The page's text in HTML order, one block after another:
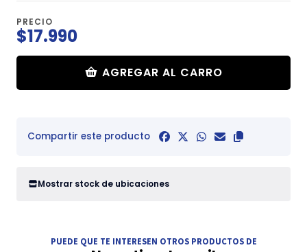
PRECIO
$17.990
AGREGAR AL CARRO
Compartir este producto
Mostrar stock de ubicaciones
PUEDE QUE TE INTERESEN OTROS PRODUCTOS DE